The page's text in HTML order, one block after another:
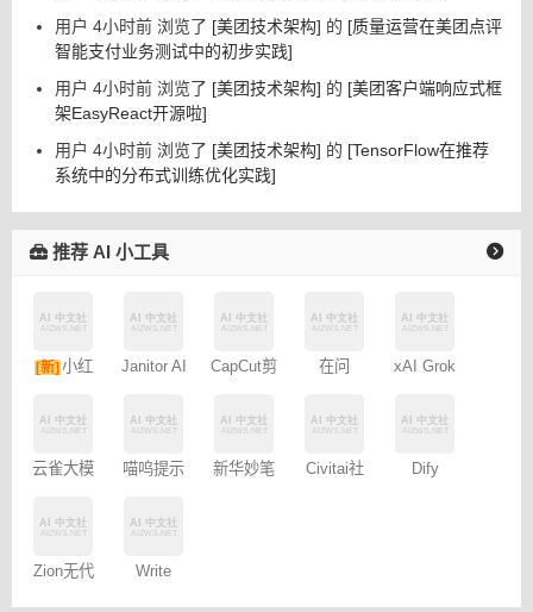
用户 4小时前 浏览了 [美团技术架构] 的 [质量运营在美团点评
智能支付业务测试中的初步实践]
用户 4小时前 浏览了 [美团技术架构] 的 [美团客户端响应式框
架EasyReact开源啦]
用户 4小时前 浏览了 [美团技术架构] 的 [TensorFlow在推荐
系统中的分布式训练优化实践]
推荐 AI 小工具
[新]小红
记
Janitor AI
聊天
CapCut剪
在问 xAI Grok
云雀大模
喵呜提示
新华妙笔
区 – C站
Dify
Zion无代
Write